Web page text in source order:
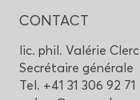
CONTACT
lic. phil. Va­lé­rie Clerc
Se­cré­taire gé­né­rale
Tel. +41 31 306 92 71